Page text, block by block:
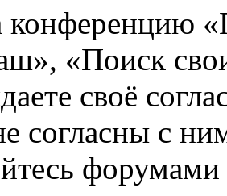
конференцию
«Поиск
своё
согласны с